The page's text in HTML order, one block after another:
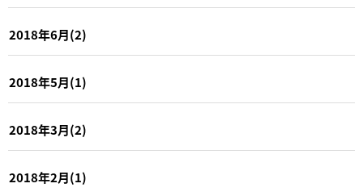
2018年6月(2)
2018年5月(1)
2018年3月(2)
2018年2月(1)